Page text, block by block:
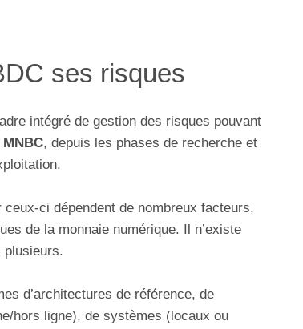
ses risques
intégré de gestion des risques pouvant
MNBC, depuis les phases de recherche et
ceux-ci dépendent de nombreux facteurs,
de la monnaie numérique. Il n’existe
plusieurs.
d’architectures de référence, de
hors ligne), de systèmes (locaux ou